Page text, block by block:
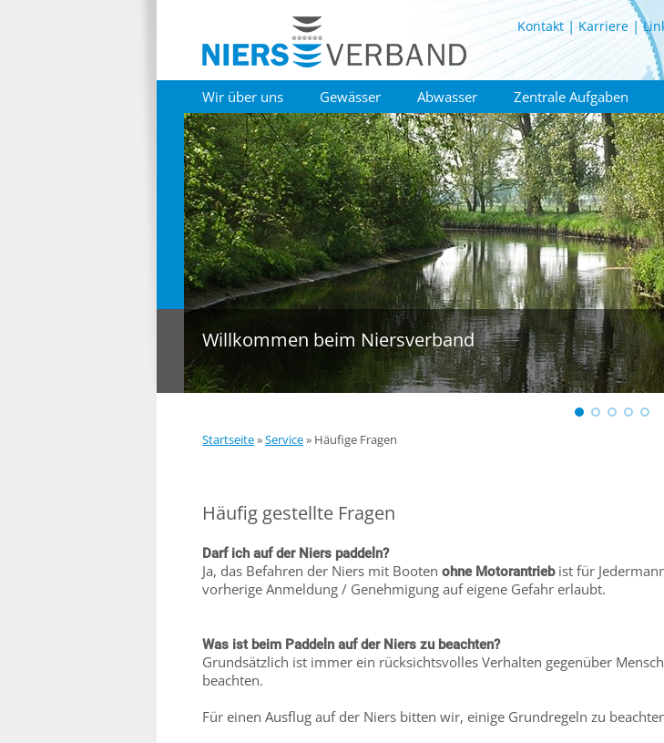
Kontakt Karriere
Wir über uns Gewässer Abwasser Zentrale Aufgaben
Willkommen beim Niersverband
Startseite»Service» Häufige Fragen
Häufig gestellte Fragen
Darf ich auf der Niers paddeln?
Ja, das Befahren der Niers mit Booten ohne Motorantriebist für
vorherige Anmeldung / Genehmigung auf eigene Gefahr erlaubt.
Was ist beim Paddeln auf der Niers zu beachten?
Grundsätzlich ist immer ein rücksichtsvolles Verhalten gegenüber
beachten.
Für einen Ausflug auf der Niers bitten wir, einige Grundregeln zu